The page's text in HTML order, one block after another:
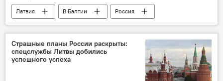
Латвия В Балтии
Россия
посольство РФ
памятник
Александр Пушкин
Рига
Страшные планы России раскрыты:
спецслужбы Литвы добились
успешного успеха